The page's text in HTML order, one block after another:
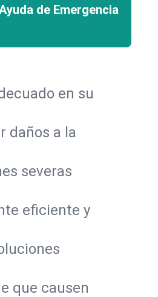
de Emergencia
en su
daños a la
severas
eficiente y
que causen